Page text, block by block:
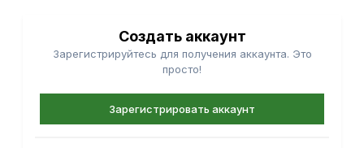
Создать аккаунт
Зарегистрируйтесь для получения аккаунта. Это
просто!
Зарегистрировать аккаунт